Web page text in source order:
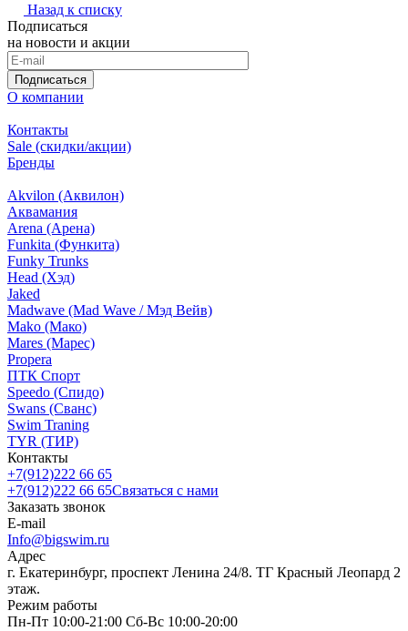
Назад к списку
Подписаться
на новости и акции
Подписаться
О компании
Контакты
Sale (скидки/акции)
Бренды
Akvilon (Аквилон)
Аквамания
Arena (Арена)
Funkita (Функита)
Funky Trunks
Head (Хэд)
Jaked
Madwave (Mad Wave / Мэд Вейв)
Mako (Мако)
Mares (Марес)
Propera
ПТК Спорт
Speedo (Спидо)
Swans (Сванс)
Swim Traning
TYR (ТИР)
Контакты
+7(912)222 66 65
+7(912)222 66 65Связаться с нами
Заказать звонок
E-mail
Info@bigswim.ru
Адрес
г. Екатеринбург, проспект Ленина 24/8. ТГ Красный Леопард 2
этаж.
Режим работы
Пн-Пт 10:00-21:00 Сб-Вс 10:00-20:00